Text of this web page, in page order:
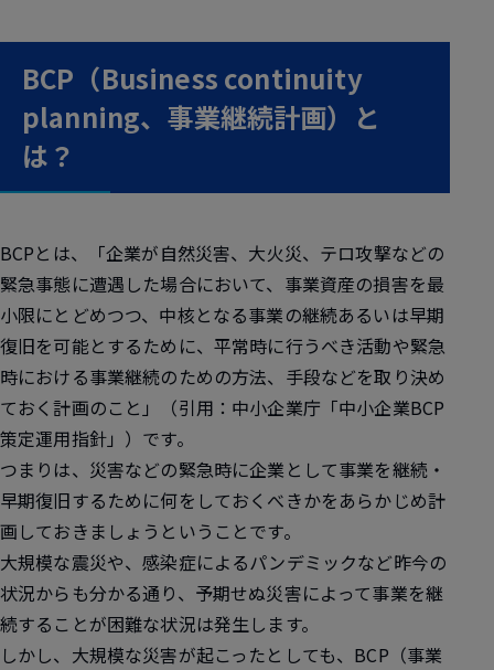
BCP（Business continuity
planning、事業継続計画）と
は？
BCPとは、「企業が自然災害、大火災、テロ攻撃などの
緊急事態に遭遇した場合において、事業資産の損害を最
小限にとどめつつ、中核となる事業の継続あるいは早期
復旧を可能とするために、平常時に行うべき活動や緊急
時における事業継続のための方法、手段などを取り決め
ておく計画のこと」（引用：中小企業庁「中小企業BCP
策定運用指針」）です。
つまりは、 災害などの緊急時に企業として事業を継続・
早期復旧するために何をしておくべきかをあらかじめ計
画しておきましょう ということです。
大規模な震災や、感染症によるパンデミックなど昨今の
状況からも分かる通り、予期せぬ災害によって事業を継
続することが困難な状況は発生します。
しかし、大規模な災害が起こったとしても、BCP（事業